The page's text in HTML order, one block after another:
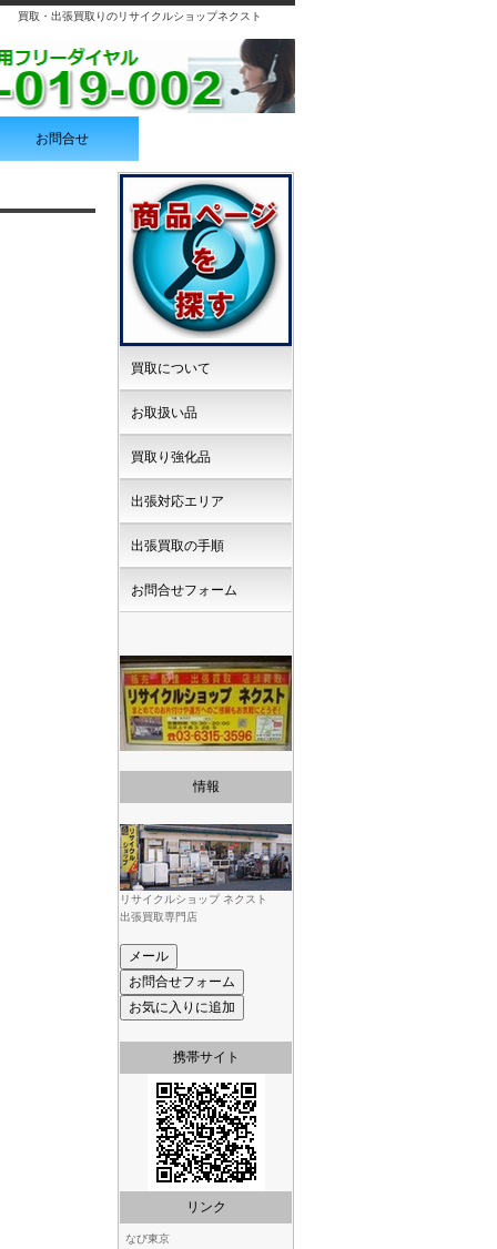
買取・出張買取りのリサイクルショップネクスト
お問合せ
買取について
お取扱い品
買取り強化品
出張対応エリア
出張買取の手順
お問合せフォーム
情報
リサイクルショップ ネクスト
出張買取専門店
携帯サイト
リンク
なび東京